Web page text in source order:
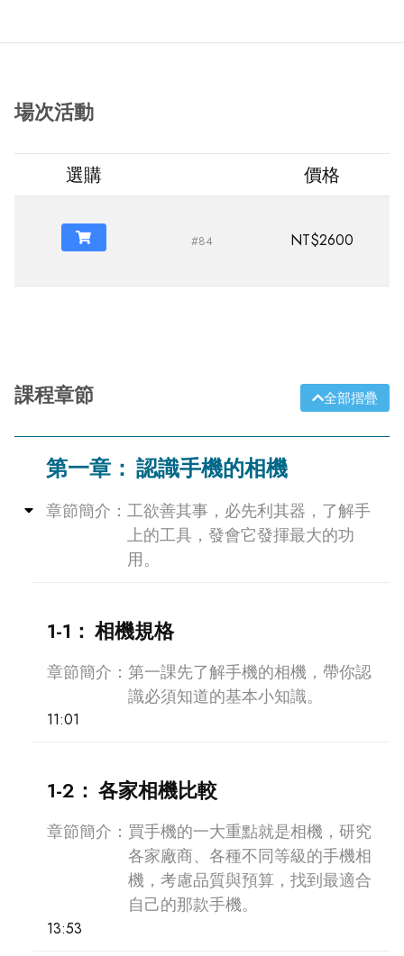
場次活動
選購 價格
#84 NT$2600
課程章節 全部摺疊
Collapse
第一章： 認識手機的相機
章節簡介： 工欲善其事，必先利其器，了解手
上的工具，發會它發揮最大的功
用。
1-1： 相機規格
章節簡介： 第一課先了解手機的相機，帶你認
識必須知道的基本小知識。
11:01
1-2： 各家相機比較
章節簡介： 買手機的一大重點就是相機，研究
各家廠商、各種不同等級的手機相
機，考慮品質與預算，找到最適合
自己的那款手機。
13:53